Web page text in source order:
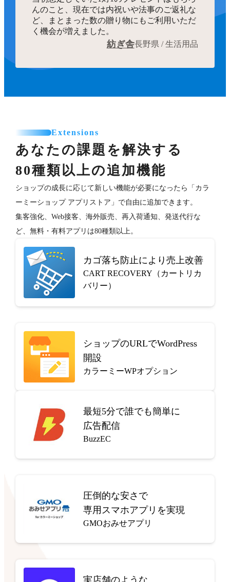
んのこと、現在では内祝いや法事のご返礼な
ど、まとまった数の贈り物にもご利用いただ
く機会が増えました。
紡ぎ舎長野県 / 生活用品
Extensions
あなたの課題を解決する
80種類以上の追加機能
ショップの成長に応じて新しい機能が必要になったら「カラ
ーミーショップ アプリストア」で自由に追加できます。
集客強化、Web接客、海外販売、再入荷通知、発送代行な
ど、無料・有料アプリは80種類以上。
カゴ落ち防止により売上改善
CART RECOVERY（カートリカ
バリー）
ショップのURLでWordPress
開設
カラーミーWPオプション
最短5分で誰でも簡単に
広告配信
BuzzEC
圧倒的な安さで
専用スマホアプリを実現
GMOおみせアプリ
実店舗のような